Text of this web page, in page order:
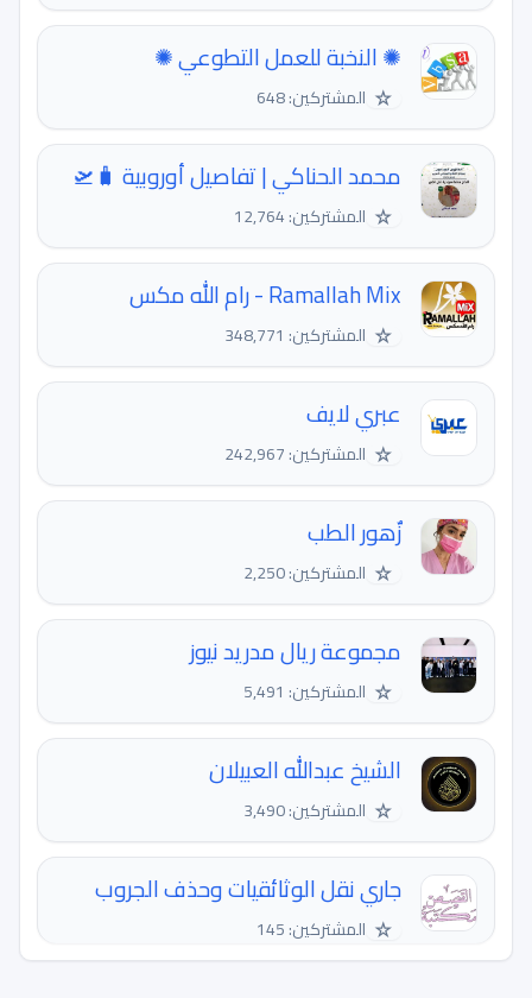
✺ النخبة للعمل التطوعي ✺
☆ المشتركين: 648
محمد الحناكي | تفاصيل أوروبية 🧳🛫
☆ المشتركين: 12,764
Ramallah Mix - رام الله مكس
☆ المشتركين: 348,771
عبري لايف
☆ المشتركين: 242,967
زٌهور الطب
☆ المشتركين: 2,250
مجموعة ريال مدريد نيوز
☆ المشتركين: 5,491
الشيخ عبدالله العبيلان
☆ المشتركين: 3,490
جاري نقل الوثائقيات وحذف الجروب
☆ المشتركين: 145